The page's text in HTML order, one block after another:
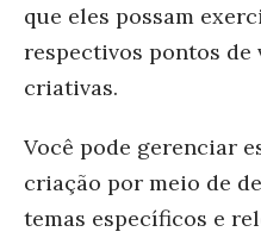
que eles possam
respectivos pontos de
criativas.
Você pode gerenciar
criação por meio de
temas específicos e